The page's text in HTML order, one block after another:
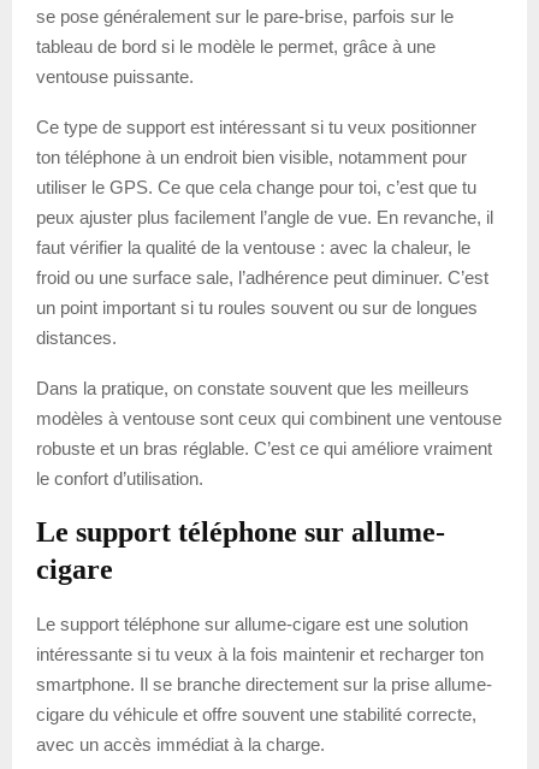
se pose généralement sur le pare-brise, parfois sur le
tableau de bord si le modèle le permet, grâce à une
ventouse puissante.
Ce type de support est intéressant si tu veux positionner
ton téléphone à un endroit bien visible, notamment pour
utiliser le GPS. Ce que cela change pour toi, c’est que tu
peux ajuster plus facilement l’angle de vue. En revanche, il
faut vérifier la qualité de la ventouse : avec la chaleur, le
froid ou une surface sale, l’adhérence peut diminuer. C’est
un point important si tu roules souvent ou sur de longues
distances.
Dans la pratique, on constate souvent que les meilleurs
modèles à ventouse sont ceux qui combinent une ventouse
robuste et un bras réglable. C’est ce qui améliore vraiment
le confort d’utilisation.
Le support téléphone sur allume-
cigare
Le support téléphone sur allume-cigare est une solution
intéressante si tu veux à la fois maintenir et recharger ton
smartphone. Il se branche directement sur la prise allume-
cigare du véhicule et offre souvent une stabilité correcte,
avec un accès immédiat à la charge.